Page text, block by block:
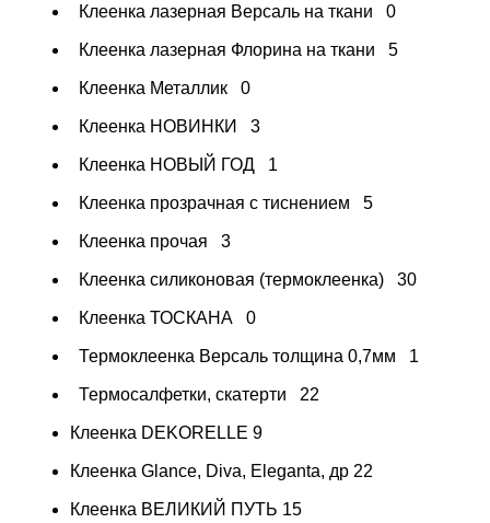
Клеенка лазерная Версаль на ткани 0
Клеенка лазерная Флорина на ткани 5
Клеенка Металлик 0
Клеенка НОВИНКИ 3
Клеенка НОВЫЙ ГОД 1
Клеенка прозрачная с тиснением 5
Клеенка прочая 3
Клеенка силиконовая (термоклеенка) 30
Клеенка ТОСКАНА 0
Термоклеенка Версаль толщина 0,7мм 1
Термосалфетки, скатерти 22
Клеенка DEKORELLE 9
Клеенка Glance, Diva, Eleganta, др 22
Клеенка ВЕЛИКИЙ ПУТЬ 15